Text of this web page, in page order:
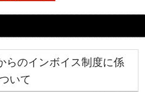
らのインボイス制度に係
いて